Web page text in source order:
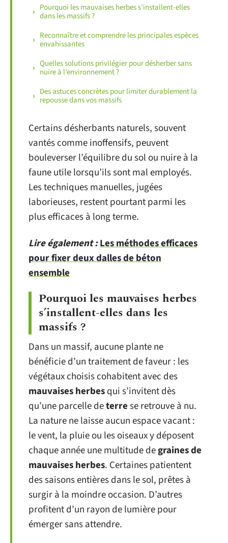
Pourquoi les mauvaises herbes s’installent-elles
dans les massifs ?
Reconnaître et comprendre les principales espèces
envahissantes
Quelles solutions privilégier pour désherber sans
nuire à l’environnement ?
Des astuces concrètes pour limiter durablement la
repousse dans vos massifs
Certains désherbants naturels, souvent
vantés comme inoffensifs, peuvent
bouleverser l’équilibre du sol ou nuire à la
faune utile lorsqu’ils sont mal employés.
Les techniques manuelles, jugées
laborieuses, restent pourtant parmi les
plus efficaces à long terme.
Lire également :Les méthodes efficaces
pour fixer deux dalles de béton
ensemble
Pourquoi les mauvaises herbes
s’installent-elles dans les
massifs ?
Dans un massif, aucune plante ne
bénéficie d’un traitement de faveur : les
végétaux choisis cohabitent avec des
mauvaises herbesqui s’invitent dès
qu’une parcelle deterrese retrouve à nu.
La nature ne laisse aucun espace vacant :
le vent, la pluie ou les oiseaux y déposent
chaque année une multitude degraines de
mauvaises herbes. Certaines patientent
des saisons entières dans le sol, prêtes à
surgir à la moindre occasion. D’autres
profitent d’un rayon de lumière pour
émerger sans attendre.